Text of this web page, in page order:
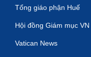
Tổng giáo phận Huế
Hội đồng Giám mục VN
Vatican News